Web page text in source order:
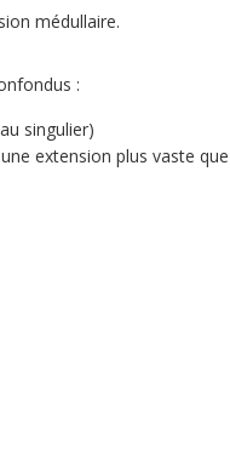
médullaire.
:
singulier)
extension plus vaste